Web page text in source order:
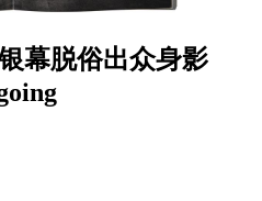
幕脱俗出众身影